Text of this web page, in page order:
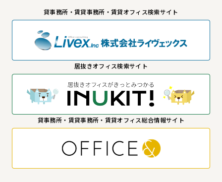
貸事務所・賃貸事務所・賃貸オフィス検索サイト
居抜きオフィス検索サイト
貸事務所・賃貸事務所・賃貸オフィス総合情報サイト